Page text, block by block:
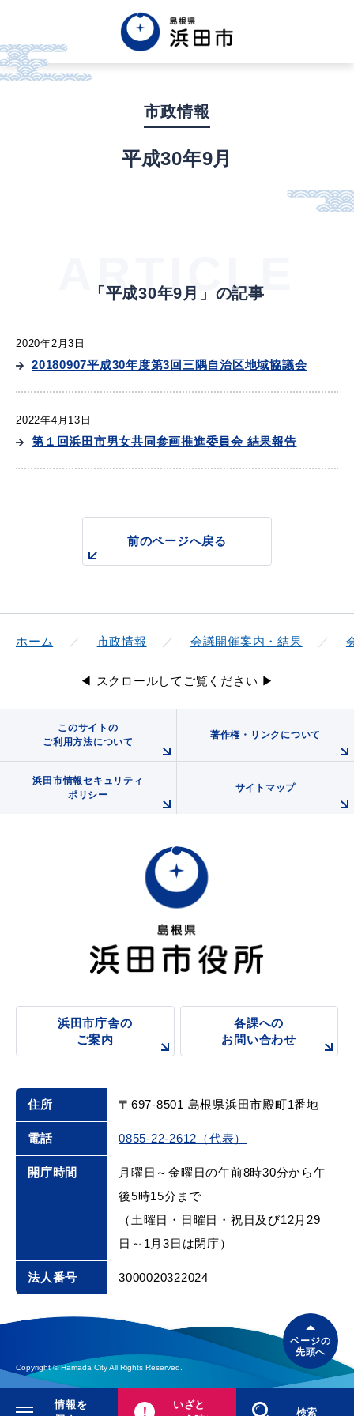
Tiếng việt
健康・福祉・子育て
産業・ビジネス
教育・文化・
観光・飲食
教育 出会い・結婚
引っ越し・住まい
高齢者・介護 おくやみ
目的から探す
届出・証明 税金
ごみ・リサイクル 支援・助成制度
各種相談窓口
防災・消防
公共交通・
閉じる
情報を
いざと
検索
市政情報
平成30年9月
ARTICLE
「平成30年9月」の記事
2020年2月3日
20180907平成30年度第3回三隅自治区地域協議会
2022年4月13日
第１回浜田市男女共同参画推進委員会 結果報告
前のページへ戻る
ホーム 市政情報 会議開催案内・結果
◀ スクロールしてご覧ください ▶
このサイトの
ご利用方法について
著作権・リンクについて
浜田市情報セキュリティ
ポリシー
サイトマップ
浜田市庁舎の
ご案内
各課への
お問い合わせ
住所 〒697-8501 島根県浜田市殿町1番地
電話 0855-22-2612（代表）
開庁時間
月曜日～金曜日の午前8時30分から午
後5時15分まで
（土曜日・日曜日・祝日及び12月29
日～1月3日は閉庁）
法人番号 3000020322024
Copyright © Hamada City All Rights Reserved.
ページの
先頭へ